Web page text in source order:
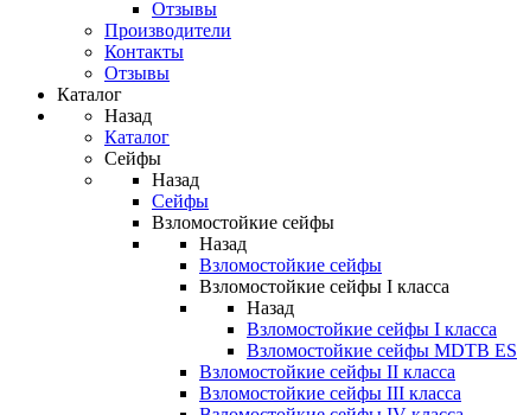
Отзывы
Производители
Контакты
Отзывы
Каталог
Назад
Каталог
Сейфы
Назад
Сейфы
Взломостойкие сейфы
Назад
Взломостойкие сейфы
Взломостойкие сейфы I класса
Назад
Взломостойкие сейфы I класса
Взломостойкие сейфы MDTB ES
Взломостойкие сейфы II класса
Взломостойкие сейфы III класса